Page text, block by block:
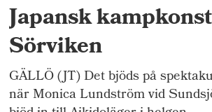
Japansk
Sörviken
GÄLLÖ (JT) Det bjöds på
när Monica Lundström vid